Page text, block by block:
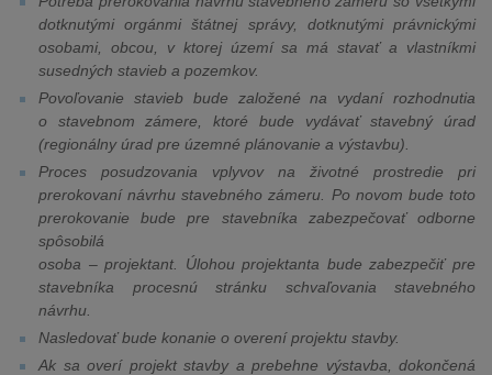
dotknutými orgánmi štátnej správy, dotknutými právnickými
osobami, obcou, v ktorej území sa má stavať a vlastníkmi
susedných stavieb a pozemkov.
Povoľovanie stavieb bude založené na vydaní rozhodnutia
o stavebnom zámere, ktoré bude vydávať stavebný úrad
(regionálny úrad pre územné plánovanie a výstavbu).
Proces posudzovania vplyvov na životné prostredie pri
prerokovaní návrhu stavebného zámeru. Po novom bude toto
prerokovanie bude pre stavebníka zabezpečovať odborne
spôsobilá
osoba – projektant. Úlohou projektanta bude zabezpečiť pre
stavebníka procesnú stránku schvaľovania stavebného
návrhu.
Nasledovať bude konanie o overení projektu stavby.
Ak sa overí projekt stavby a prebehne výstavba, dokončená